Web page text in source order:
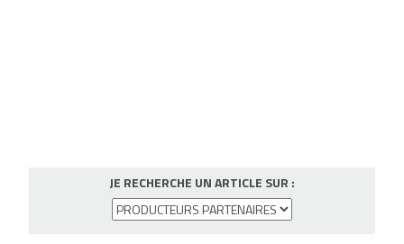
JE RECHERCHE UN ARTICLE SUR :